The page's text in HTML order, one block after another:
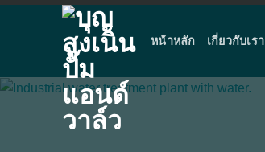
to
หน้าหลัก เกี่ยวกับเรา